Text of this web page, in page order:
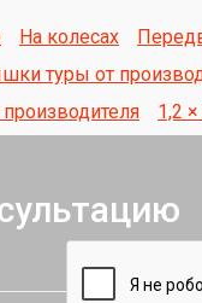
На колесах
туры от
1,2